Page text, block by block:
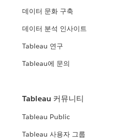
데이터 문화 구축
데이터 분석 인사이트
Tableau 연구
Tableau에 문의
Tableau 커뮤니티
Tableau Public
Tableau 사용자 그룹